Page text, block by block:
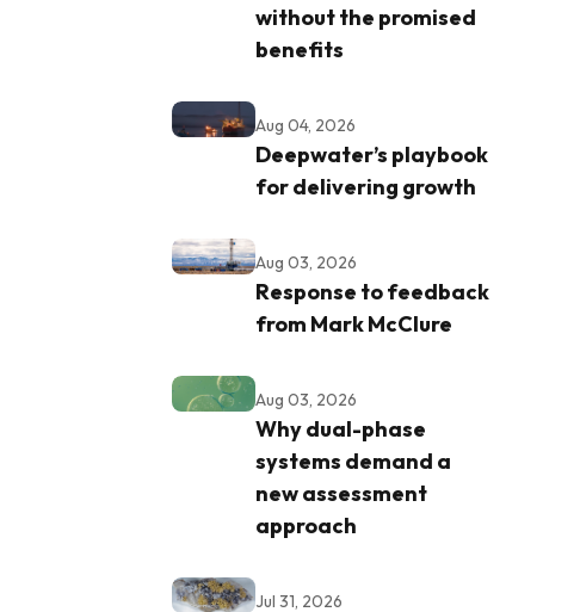
without the promised
benefits
Aug 04, 2026
Deepwater’s playbook
for delivering growth
Aug 03, 2026
Response to feedback
from Mark McClure
Aug 03, 2026
Why dual-phase
systems demand a
new assessment
approach
Jul 31, 2026